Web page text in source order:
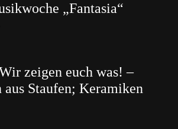
„Fantasia“
zeigen euch was! –
aus Staufen; Keramiken